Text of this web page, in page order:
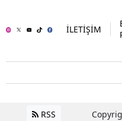
İLETİŞİM
RSS